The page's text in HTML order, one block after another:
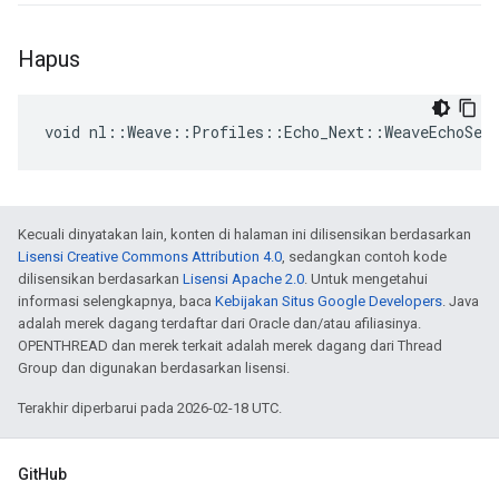
Hapus
void
Kecuali dinyatakan lain, konten di halaman ini dilisensikan berdasarkan
Lisensi Creative Commons Attribution 4.0, sedangkan contoh kode
dilisensikan berdasarkan Lisensi Apache 2.0. Untuk mengetahui
informasi selengkapnya, baca Kebijakan Situs Google Developers. Java
adalah merek dagang terdaftar dari Oracle dan/atau afiliasinya.
OPENTHREAD dan merek terkait adalah merek dagang dari Thread
Group dan digunakan berdasarkan lisensi.
Terakhir diperbarui pada 2026-02-18 UTC.
GitHub